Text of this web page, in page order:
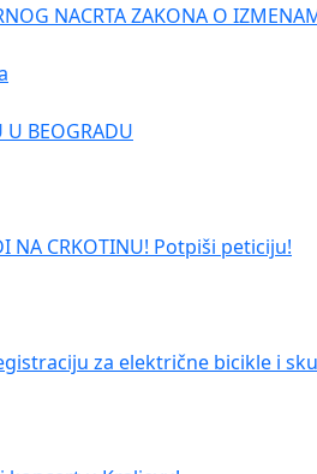
NACRTA ZAKONA O
U BEOGRADU
NA CRKOTINU! Potpiši peticiju!
za električne bicikle i